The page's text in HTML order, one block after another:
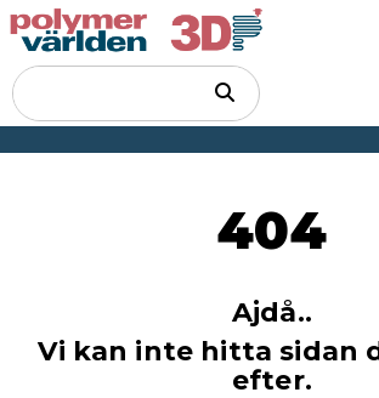
404
Ajdå..
Vi kan inte hitta sidan
efter.